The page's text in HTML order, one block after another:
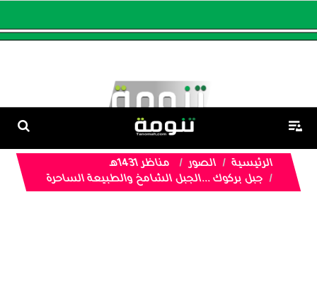
الرئيسية الصور
مناظر 1431هـ
جبل بركوك ...الجبل الشامخ والطبيعة الساحرة